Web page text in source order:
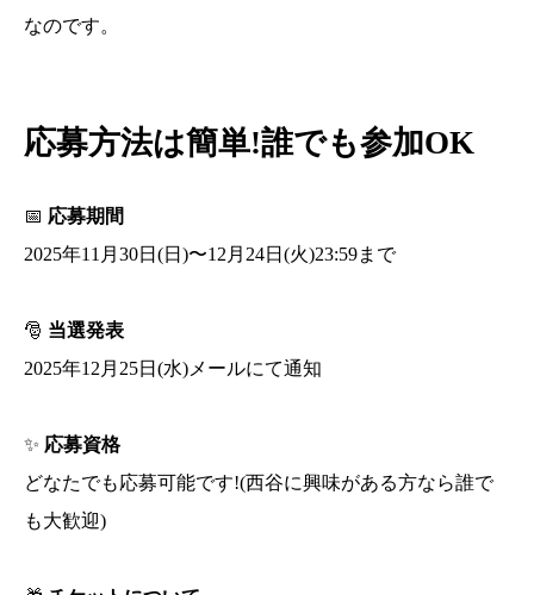
なのです。
応募方法は簡単!誰でも参加OK
📅 応募期間
2025年11月30日(日)〜12月24日(火)23:59まで
🎅 当選発表
2025年12月25日(水)メールにて通知
✨ 応募資格
どなたでも応募可能です!(西谷に興味がある方なら誰で
も大歓迎)